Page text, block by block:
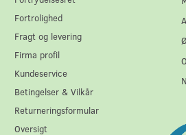
Fortrolighed
Fragt og levering
Firma profil
Kundeservice
Betingelser & Vilkår
Returneringsformular
Oversigt